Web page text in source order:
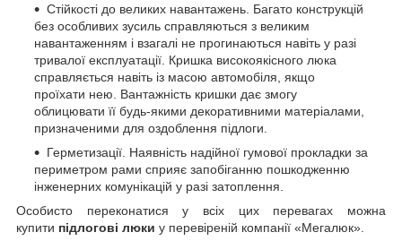
Стійкості до великих навантажень. Багато конструкцій
без особливих зусиль справляються з великим
навантаженням і взагалі не прогинаються навіть у разі
тривалої експлуатації. Кришка високоякісного люка
справляється навіть із масою автомобіля, якщо
проїхати нею. Вантажність кришки дає змогу
облицювати її будь-якими декоративними матеріалами,
призначеними для оздоблення підлоги.
Герметизації. Наявність надійної гумової прокладки за
периметром рами сприяє запобіганню пошкодженню
інженерних комунікацій у разі затоплення.
Особисто переконатися у всіх цих перевагах можна
купити підлогові люки у перевіреній компанії «Мегалюк».